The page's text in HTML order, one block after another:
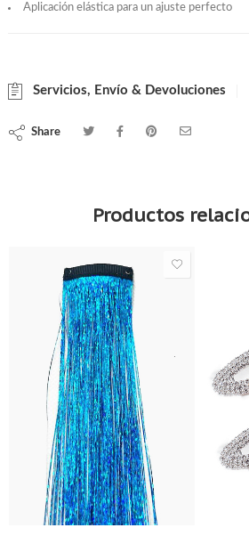
Aplicación elástica para un ajuste perfecto
Servicios, Envío & Devoluciones
Share
Productos